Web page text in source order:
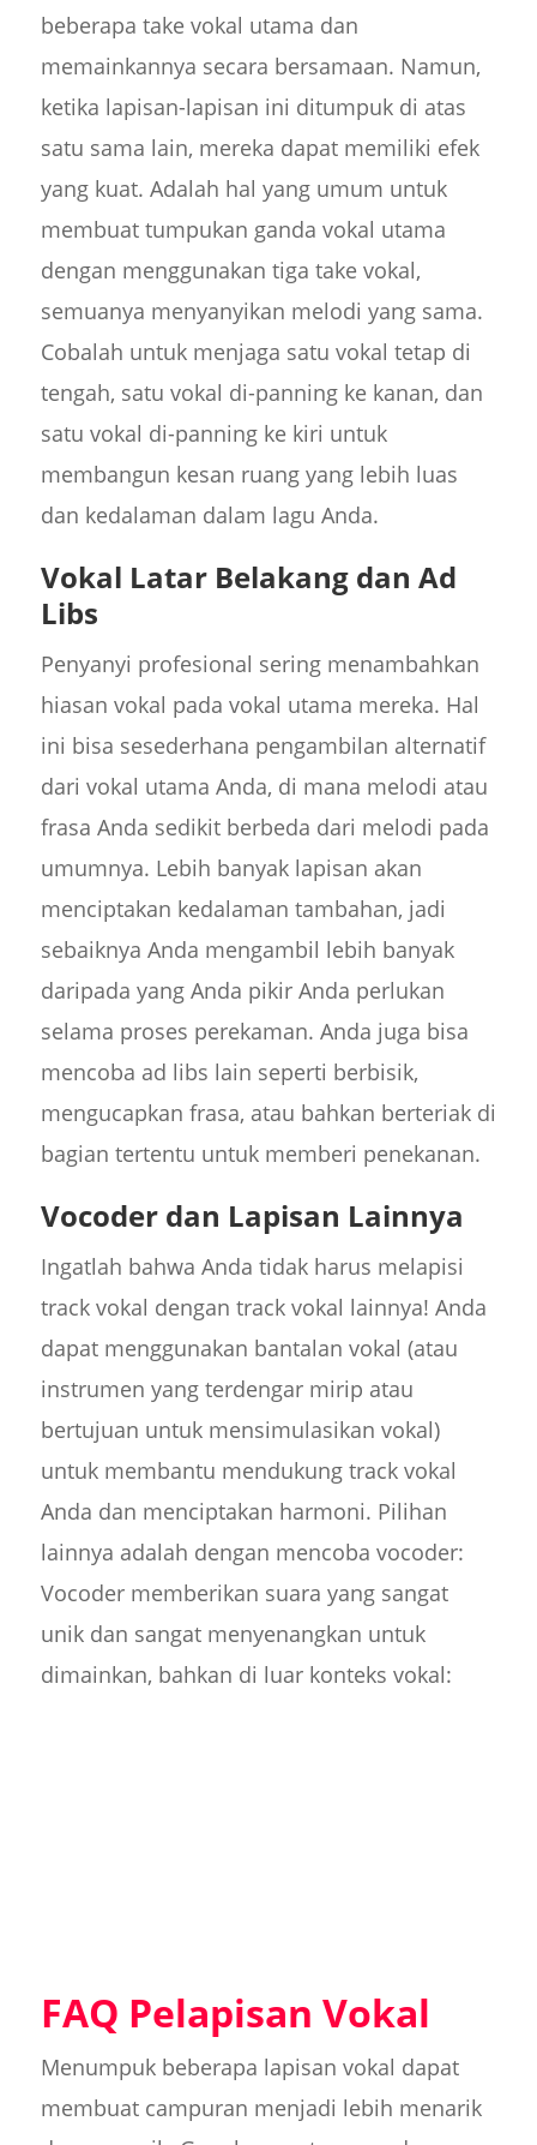
beberapa take vokal utama dan
memainkannya secara bersamaan. Namun,
ketika lapisan-lapisan ini ditumpuk di atas
satu sama lain, mereka dapat memiliki efek
yang kuat. Adalah hal yang umum untuk
membuat tumpukan ganda vokal utama
dengan menggunakan tiga take vokal,
semuanya menyanyikan melodi yang sama.
Cobalah untuk menjaga satu vokal tetap di
tengah, satu vokal di-panning ke kanan, dan
satu vokal di-panning ke kiri untuk
membangun kesan ruang yang lebih luas
dan kedalaman dalam lagu Anda.
Vokal Latar Belakang dan Ad
Libs
Penyanyi profesional sering menambahkan
hiasan vokal pada vokal utama mereka. Hal
ini bisa sesederhana pengambilan alternatif
dari vokal utama Anda, di mana melodi atau
frasa Anda sedikit berbeda dari melodi pada
umumnya. Lebih banyak lapisan akan
menciptakan kedalaman tambahan, jadi
sebaiknya Anda mengambil lebih banyak
daripada yang Anda pikir Anda perlukan
selama proses perekaman. Anda juga bisa
mencoba ad libs lain seperti berbisik,
mengucapkan frasa, atau bahkan berteriak di
bagian tertentu untuk memberi penekanan.
Vocoder dan Lapisan Lainnya
Ingatlah bahwa Anda tidak harus melapisi
track vokal dengan track vokal lainnya! Anda
dapat menggunakan bantalan vokal (atau
instrumen yang terdengar mirip atau
bertujuan untuk mensimulasikan vokal)
untuk membantu mendukung track vokal
Anda dan menciptakan harmoni. Pilihan
lainnya adalah dengan mencoba vocoder:
Vocoder memberikan suara yang sangat
unik dan sangat menyenangkan untuk
dimainkan, bahkan di luar konteks vokal:
FAQ Pelapisan Vokal
Menumpuk beberapa lapisan vokal dapat
membuat campuran menjadi lebih menarik